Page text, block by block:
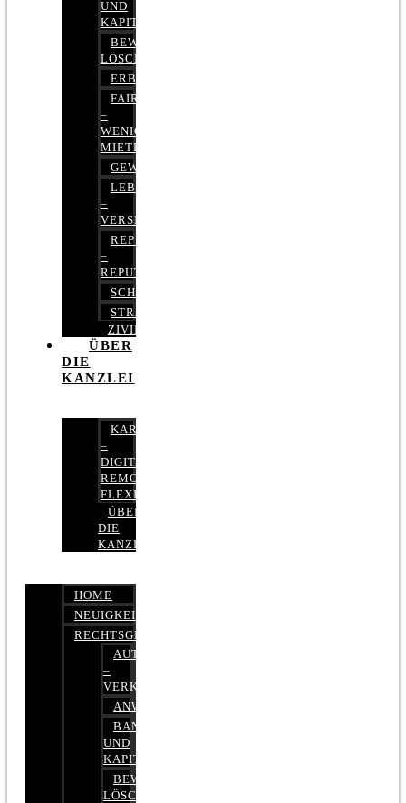
UND
KAPITALMARKTRECHT
BEWERTUNGEN
LÖSCHEN
ERBRECHT
FAIRMIETEN
–
WENIGER
MIETE
GEWERBERECHT
LEBENSVERSICHERUNG
–
VERSICHERUNGSRECHT
REPUTATIONSRECHT
–
REPUTATIONSMANAGEMENT
SCHUFARECHT
STRAFRECHT
ZIVILRECHT
ÜBER
DIE
KANZLEI
KARRIERE
–
DIGITAL,
REMOTE,
FLEXIBEL
ÜBER
DIE
KANZLEI
HOME
NEUIGKEITEN
RECHTSGEBIETE
AUTOBETRUG
–
VERKEHRSRECHT
ANWALTSHAFTUNGSRECHT
BANK-
UND
KAPITALMARKTRECHT
BEWERTUNGEN
LÖSCHEN